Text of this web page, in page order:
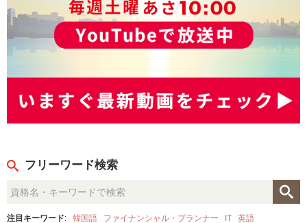
フリーワード検索
注目キーワード: 韓国語 ファイナンシャル・プランナー IT 英語